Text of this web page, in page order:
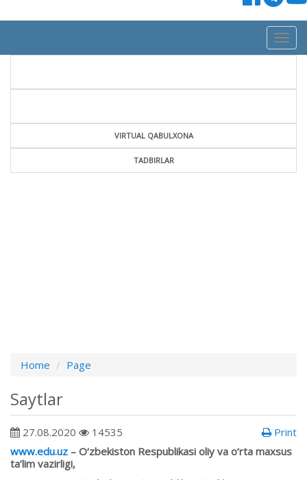
VIRTUAL QABULXONA
TADBIRLAR
Home Page
Saytlar
27.08.2020 14535
Print
www.edu.uz – O‘zbekiston Respublikasi oliy va o‘rta maxsus
ta’lim vazirligi,